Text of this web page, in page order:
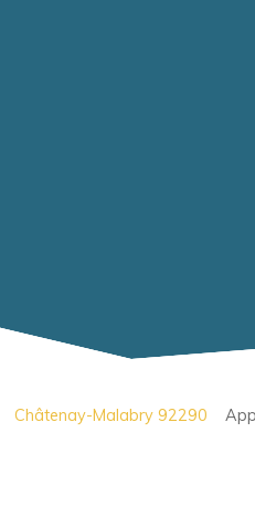
Châtenay-Malabry 92290